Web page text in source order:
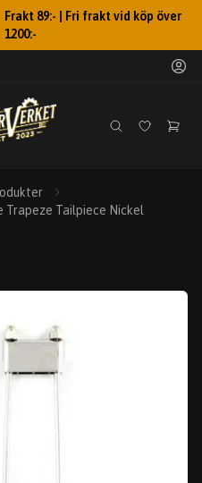
Frakt 89:- | Fri frakt vid köp över
1200:-
Tailpiece Nickel